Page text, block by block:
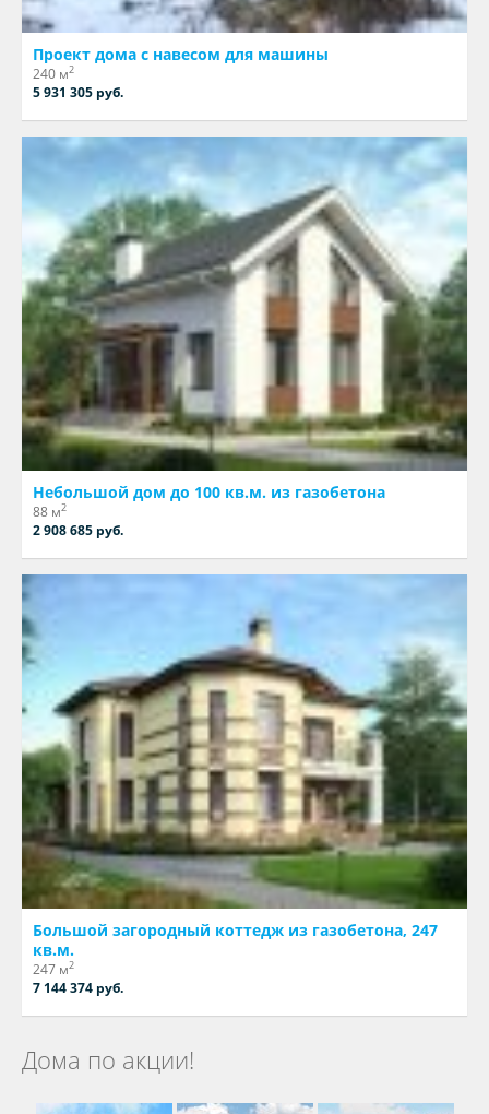
Проект дома с навесом для машины
240 м2
5 931 305 руб.
Небольшой дом до 100 кв.м. из газобетона
88 м2
2 908 685 руб.
Большой загородный коттедж из газобетона, 247
кв.м.
247 м2
7 144 374 руб.
Дома по акции!